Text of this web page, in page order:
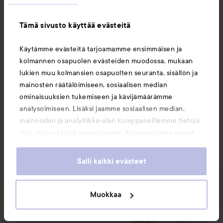
Tämä sivusto käyttää evästeitä
Käytämme evästeitä tarjoamamme ensimmäisen ja
kolmannen osapuolen evästeiden muodossa, mukaan
lukien muu kolmansien osapuolten seuranta, sisällön ja
mainosten räätälöimiseen, sosiaalisen median
ominaisuuksien tukemiseen ja kävijämäärämme
analysoimiseen. Lisäksi jaamme sosiaalisen median,
mainosalan ja analytiikka-alan kumppaneillemme tietoja
heille tai joita on kerätty, kun olet käyttänyt heidän
evästeiden käytön.
Salli kaikki evästeet
Muokkaa
NYX PROFESSIONAL
MAKEUP
Buttermelt Highlighter
12,90 €
e.l.f.
Soft Glam Cream Blush Pink
On It
8,50 €
BBIALast Blush09 Cherish13,90 €
NYX PROFESSIONAL